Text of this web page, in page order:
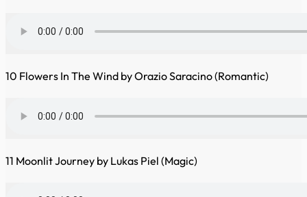
10 Flowers In The Wind by Orazio Saracino (Romantic)
11 Moonlit Journey by Lukas Piel (Magic)